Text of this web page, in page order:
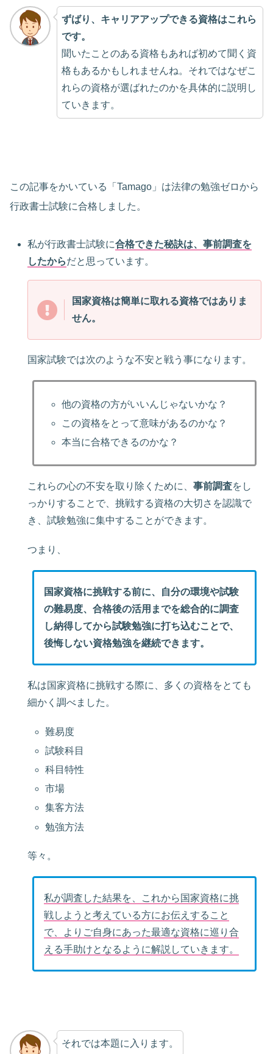
ずばり、キャリアアップできる資格はこれら
です。
聞いたことのある資格もあれば初めて聞く資
格もあるかもしれませんね。それではなぜこ
れらの資格が選ばれたのかを具体的に説明し
ていきます。
この記事をかいている「Tamago」は法律の勉強ゼロから
行政書士試験に合格しました。
私が行政書士試験に合格できた秘訣は、事前調査を
したからだと思っています。
国家資格は簡単に取れる資格ではありま
せん。
国家試験では次のような不安と戦う事になります。
他の資格の方がいいんじゃないかな？
この資格をとって意味があるのかな？
本当に合格できるのかな？
これらの心の不安を取り除くために、事前調査をし
っかりすることで、挑戦する資格の大切さを認識で
き、試験勉強に集中することができます。
つまり、
国家資格に挑戦する前に、自分の環境や試験
の難易度、合格後の活用までを総合的に調査
し納得してから試験勉強に打ち込むことで、
後悔しない資格勉強を継続できます。
私は国家資格に挑戦する際に、多くの資格をとても
細かく調べました。
難易度
試験科目
科目特性
市場
集客方法
勉強方法
等々。
私が調査した結果を、これから国家資格に挑
戦しようと考えている方にお伝えすること
で、よりご自身にあった最適な資格に巡り合
える手助けとなるように解説していきます。
それでは本題に入ります。